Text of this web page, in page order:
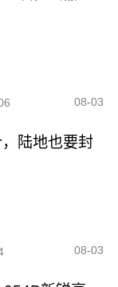
08-03
陆地也要封
08-03